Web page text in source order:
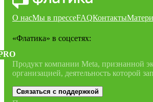
О насМы в прессеFAQКонтакты
«Флатика» в соцсетях:
Продукт компании Meta, признанной
организацией, деятельность которой
Связаться с поддержкой